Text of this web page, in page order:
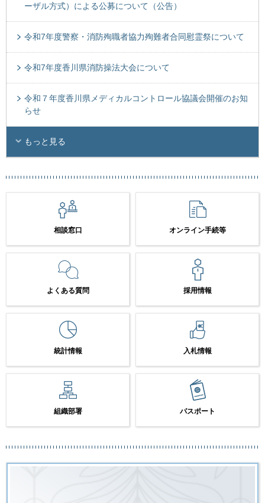
ーザル方式）による公募について（公告）
令和7年度警察・消防殉職者協力殉難者合同慰霊祭について
令和7年度香川県消防操法大会について
令和７年度香川県メディカルコントロール協議会開催のお知
らせ
もっと見る
相談窓口 オンライン手続等
よくある質問 採用情報
統計情報 入札情報
組織部署 パスポート